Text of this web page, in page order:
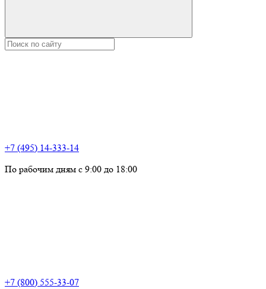
+7 (495) 14-333-14
По рабочим дням с 9:00 до 18:00
+7 (800) 555-33-07